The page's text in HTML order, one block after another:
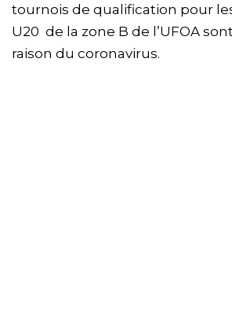
tournois de qualification pour
U20 de la zone B de l’UFOA
raison du coronavirus.